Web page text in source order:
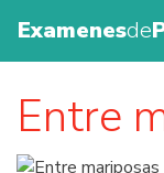
Examenesde
Entre